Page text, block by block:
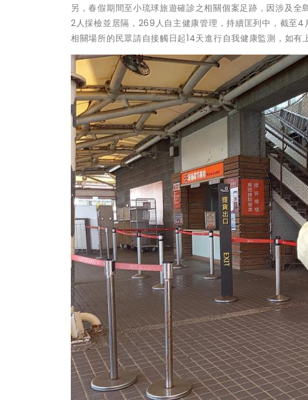
另，春假期間至小琉球旅遊確診之相關個案足跡，因涉及
2人採檢並居隔，269人自主健康管理，持續匡列中，截至
相關場所的民眾請自接觸日起14天進行自我健康監測，如有